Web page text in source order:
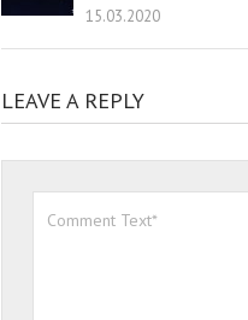
15.03.2020
LEAVE A REPLY